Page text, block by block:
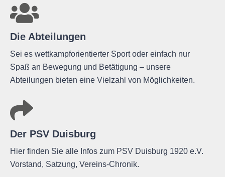
Die Abteilungen
Sei es wettkampforientierter Sport oder einfach nur
Spaß an Bewegung und Betätigung – unsere
Abteilungen bieten eine Vielzahl von Möglichkeiten.
Der PSV Duisburg
Hier finden Sie alle Infos zum PSV Duisburg 1920 e.V.
Vorstand, Satzung, Vereins-Chronik.